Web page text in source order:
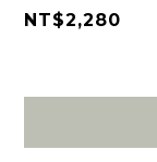
NT$2,280